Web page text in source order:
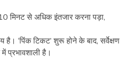
मिनट से अधिक इंतजार करना पड़ा,
है। ‘पिंक टिकट’ शुरू होने के बाद, सर्वेक्षण
प्रभावशाली है।